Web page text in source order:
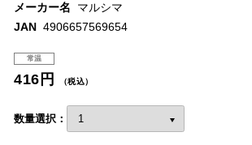
メーカー名
マルシマ
JAN 4906657569654
常温
416円 （税込）
数量選択：